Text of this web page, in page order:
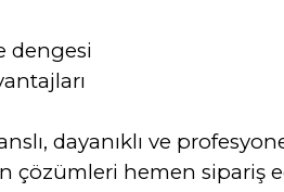
dengesi
dayanıklı ve
çözümleri hemen sipariş